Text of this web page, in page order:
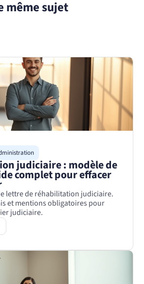
même sujet
judiciaire : modèle de
complet pour effacer
lettre de réhabilitation judiciaire.
et mentions obligatoires pour
judiciaire.